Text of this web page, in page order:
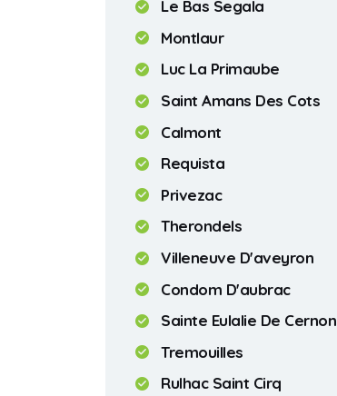
Le Bas Segala
Montlaur
Luc La Primaube
Saint Amans Des Cots
Calmont
Requista
Privezac
Therondels
Villeneuve D'aveyron
Condom D'aubrac
Sainte Eulalie De Cernon
Tremouilles
Rulhac Saint Cirq